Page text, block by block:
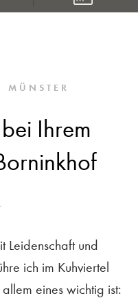
MÜNSTER
Ihrem
Leidenschaft und
ich im Kuhviertel
eines wichtig ist: